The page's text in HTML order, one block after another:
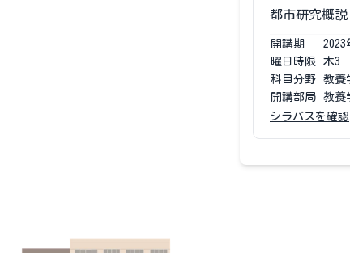
都市研究概説
開講期 2023
曜日時限
木3
科目分野
教養
開講部局
教養
シラバスを確認